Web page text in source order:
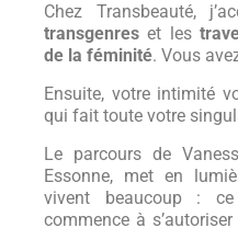
Chez Transbeauté,
transgenres et les
de la féminité. Vous
Ensuite, votre intimité
qui fait toute votre
Le parcours de
Essonne, met en
vivent beaucoup :
commence à